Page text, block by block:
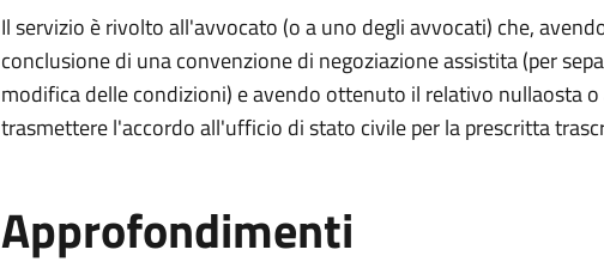
Il servizio è rivolto all'avvocato (o a uno degli avvocati) che,
conclusione di una convenzione di negoziazione assistita (per
modifica delle condizioni) e avendo ottenuto il relativo nullaosta
trasmettere l'accordo all'ufficio di stato civile per la prescritta
Approfondimenti